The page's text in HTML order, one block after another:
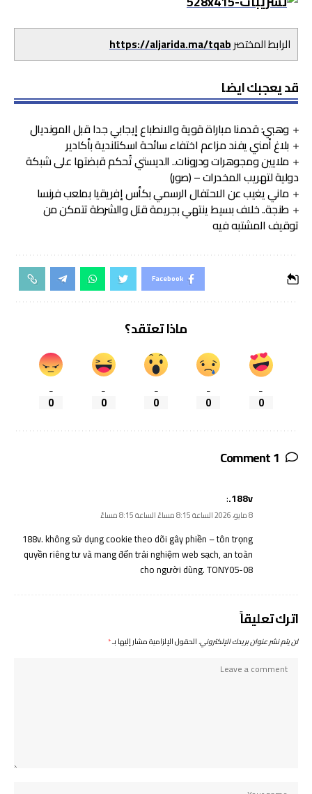
الرابط المختصرhttps://aljarida.ma/tqab
قد يعجبك ايضا
وهبي: قدمنا مباراة قوية والانطباع إيجابي جدا قبل المونديال
بلاغ أمني يفند مزاعم اختفاء سائحة اسكتلندية بأكادير
ملايين ومجوهرات ودرونات.. الديستي تُحكم قبضتها على شبكة
دولية لتهريب المخدرات – (صور)
ماني يغيب عن الاحتفال الرسمي بكأس إفريقيا بملعب فرنسا
طنجة.. خلاف بسيط ينتهي بجريمة قتل والشرطة تتمكن من
توقيف المشتبه فيه
Facebook
ماذا تعتقد؟
_
0
_
0
_
0
_
0
_
0
1 Comment
188v.
:
8 مايو، 2026 الساعة 8:15 مساءً الساعة 8:15 مساءً
188v.không sử dụng cookie theo dõi gây phiền – tôn trọng
quyền riêng tư và mang đến trải nghiệm web sạch, an toàn
cho người dùng. TONY05-08
اترك تعليقاً
لن يتم نشر عنوان بريدك الإلكتروني.الحقول الإلزامية مشار إليها بـ*